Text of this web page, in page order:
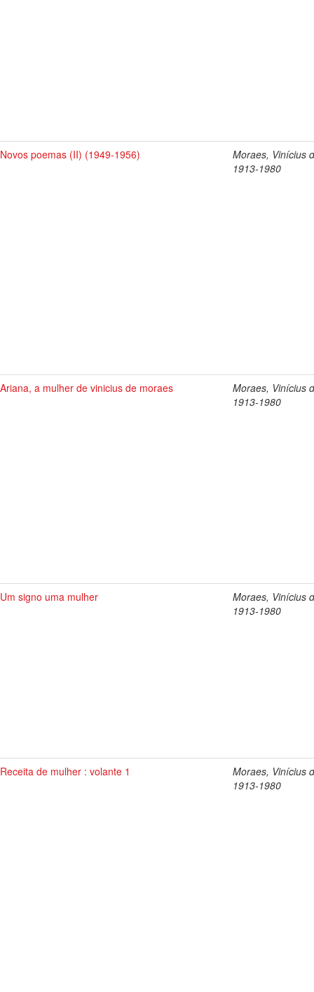
Novos poemas (II) (1949-1956)
Moraes, Vinícius
1913-1980
Ariana, a mulher de vinicius de moraes
Moraes, Vinícius
1913-1980
Um signo uma mulher
Moraes, Vinícius
1913-1980
Receita de mulher : volante 1
Moraes, Vinícius
1913-1980